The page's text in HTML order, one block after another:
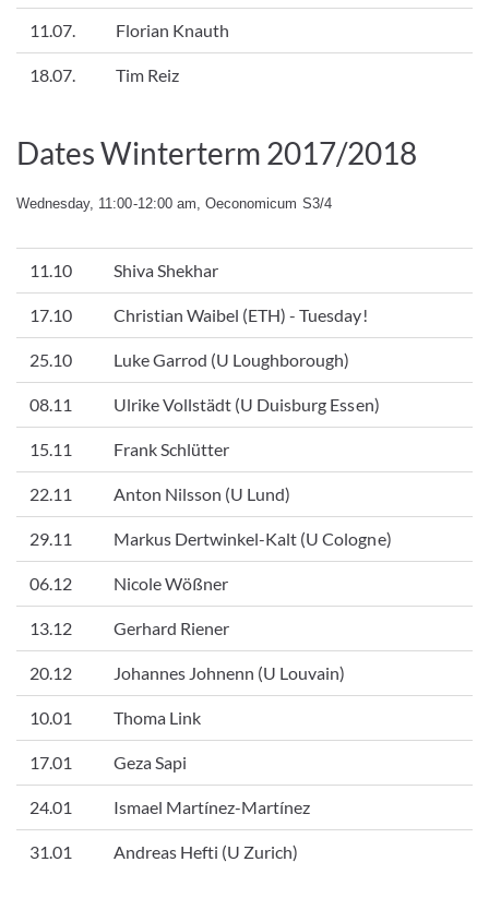
11.07. Florian Knauth
18.07. Tim Reiz
Dates Winterterm 2017/2018
Wednesday, 11:00-12:00 am, Oeconomicum S3/4
11.10 Shiva Shekhar
17.10 Christian Waibel (ETH) - Tuesday!
25.10 Luke Garrod (U Loughborough)
08.11 Ulrike Vollstädt (U Duisburg Essen)
15.11 Frank Schlütter
22.11 Anton Nilsson (U Lund)
29.11 Markus Dertwinkel-Kalt (U Cologne)
06.12 Nicole Wößner
13.12 Gerhard Riener
20.12 Johannes Johnenn (U Louvain)
10.01 Thoma Link
17.01 Geza Sapi
24.01 Ismael Martínez-Martínez
31.01 Andreas Hefti (U Zurich)